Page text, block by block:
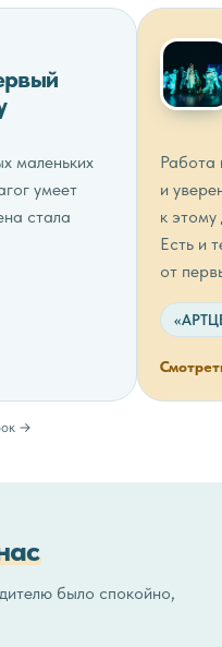
маленьких
умеет
стала
Работа
и
к
Есть и
от
→
было спокойно,